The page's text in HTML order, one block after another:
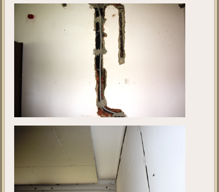
Ebben a galériában a projekt jelenlegi állását tekinthetik meg. A fotók
2019. május 21 - én készültek.